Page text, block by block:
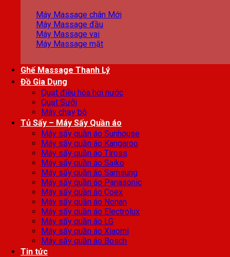
Máy Massage chân
Máy Massage đầu
Máy Massage vai
Máy Massage mặt
Ghế Massage Thanh Lý
Đồ Gia Dụng
Quạt điều hòa hơi nước
Quạt Sưởi
Máy chạy bộ
Tủ Sấy – Máy Sấy Quần áo
Máy sấy quần áo Sunhouse
Máy sấy quần áo Kangaroo
Máy sấy quần áo Tiross
Máy sấy quần áo Saiko
Máy sấy quần áo Samsung
Máy sấy quần áo Panasonic
Máy sấy quần áo Coex
Máy sấy quần áo Nonan
Máy sấy quần áo Electrolux
Máy sấy quần áo LG
Máy sấy quần áo Xiaomi
Máy sấy quần áo Bosch
Tin tức